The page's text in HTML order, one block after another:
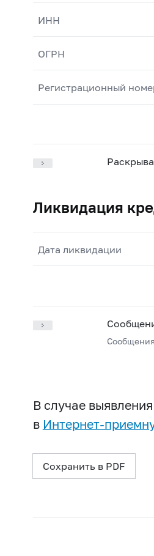
ИНН
ОГРН
Регистрационный
Ликвидация
Дата ликвидации
В случае
в Интернет-
Сохранить в PDF